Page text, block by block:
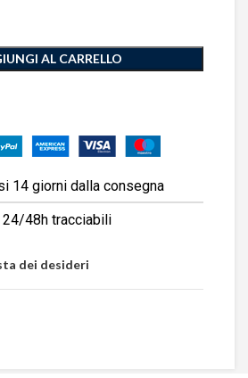
AL CARRELLO
14 giorni dalla consegna
48h tracciabili
dei desideri